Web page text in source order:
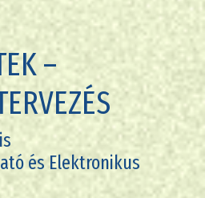
–
és Elektronikus